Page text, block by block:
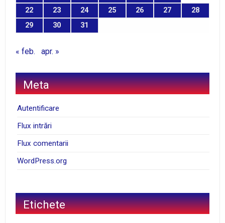
22
23 24 25 26 27
28
29
30 31
« feb. apr. »
Meta
Autentificare
Flux intrări
Flux comentarii
WordPress.org
Etichete